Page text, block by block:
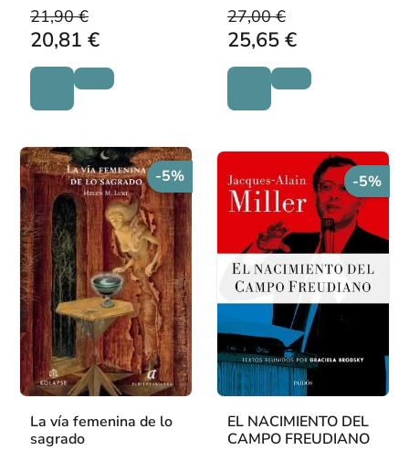
21,90 €
20,81 €
27,00 €
25,65 €
-5%
La vía femenina de lo
sagrado
-5%
EL NACIMIENTO DEL
CAMPO FREUDIANO